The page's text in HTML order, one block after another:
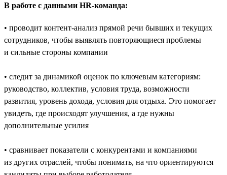
В работе с данными HR-команда:
• проводит контент-анализ прямой речи бывших и текущих
сотрудников, чтобы выявлять повторяющиеся проблемы
и сильные стороны компании
• следит за динамикой оценок по ключевым категориям:
руководство, коллектив, условия труда, возможности
развития, уровень дохода, условия для отдыха. Это помогает
увидеть, где происходят улучшения, а где нужны
дополнительные усилия
• сравнивает показатели с конкурентами и компаниями
из других отраслей, чтобы понимать, на что ориентируются